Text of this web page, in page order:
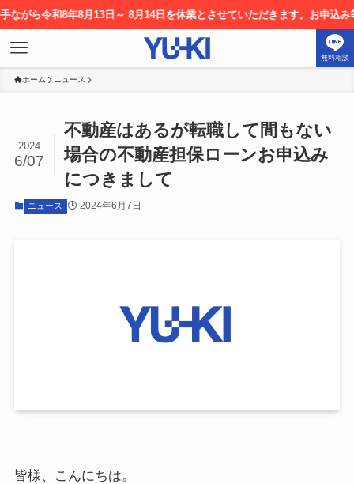
ら令和8年8月13日～ 8月14日を休業とさせていただきます。お申込み等
無料相談
ホーム ニュース
不動産はあるが転職して間もない
場合の不動産担保ローンお申込み
につきまして
2024
6/07
ニュース 2024年6月7日
皆様、こんにちは。